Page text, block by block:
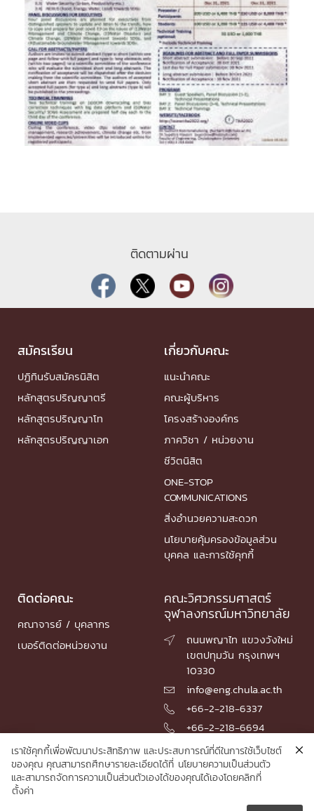
ติดตามผ่าน
สมัครเรียน
ปฏิทินรับสมัครนิสิต
หลักสูตรปริญญาตรี
หลักสูตรปริญญาโท
หลักสูตรปริญญาเอก
เกี่ยวกับคณะ
แนะนำคณะ
คณะผู้บริหาร
โครงสร้างองค์กร
ภาควิชา / หน่วยงาน
ชีวิตนิสิต
ONE-STOP
COMMUNICATIONS
สิ่งอำนวยความสะดวก
นโยบายคุ้มครองข้อมูลส่วน
บุคคล และการใช้คุกกี้
ติดต่อคณะ
คณาจารย์ / บุคลากร
เบอร์ติดต่อหน่วยงาน
คณะวิศวกรรมศาสตร์
จุฬาลงกรณ์มหาวิทยาลัย

ถนนพญาไท แขวงวังใหม่
เขตปทุมวัน กรุงเทพฯ
10330
 info@eng.chula.ac.th
 +66-2-218-6337
 +66-2-218-6694
© 2026 Faculty of Engineering, Chulalongkorn University
เราใช้คุกกี้เพื่อพัฒนาประสิทธิภาพ และประสบการณ์ที่ดีในการใช้เว็บไซต์
ของคุณ คุณสามารถศึกษารายละเอียดได้ที่ นโยบายความเป็นส่วนตัว
และสามารถจัดการความเป็นส่วนตัวเองได้ของคุณได้เองโดยคลิกที่
ตั้งค่า